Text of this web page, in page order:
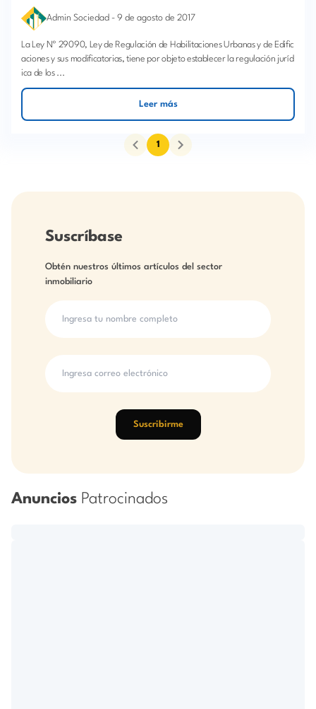
Admin Sociedad - 9 de agosto de 2017
La Ley Nº 29090, Ley de Regulación de Habilitaciones Urbanas y de Edific
aciones y sus modificatorias, tiene por objeto establecer la regulación juríd
ica de los ...
Leer más
1
Suscríbase
Obtén nuestros últimos artículos del sector
inmobiliario
Suscribirme
Anuncios Patrocinados